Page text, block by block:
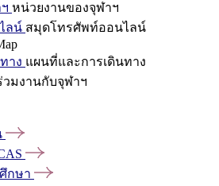
หน่วยงานของจุฬาฯ
ลน์ สมุดโทรศัพท์ออนไลน์
าง แผนที่และการเดินทาง
วมงานกับจุฬาฯ
กษา